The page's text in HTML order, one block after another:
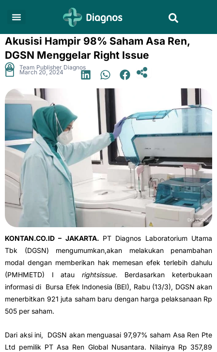
Akusisi Hampir 98% Saham Asa Ren,
DGSN Menggelar Right Issue
Team Publisher Diagnos
March 20, 2024 .
KONTAN.CO.ID – JAKARTA. PT Diagnos Laboratorium Utama
Tbk (DGSN) mengumumkan,akan melakukan penambahan
modal dengan memberikan hak memesan efek terlebih dahulu
(PMHMETD) I atau rightsissue. Berdasarkan keterbukaan
informasi di Bursa Efek Indonesia (BEI), Rabu (13/3), DGSN akan
menerbitkan 921 juta saham baru dengan harga pelaksanaan Rp
505 per saham.
Dari aksi ini, DGSN akan menguasai 97,97% saham Asa Ren Pte
Ltd pemilik PT Asa Ren Global Nusantara. Nilainya Rp 357,89